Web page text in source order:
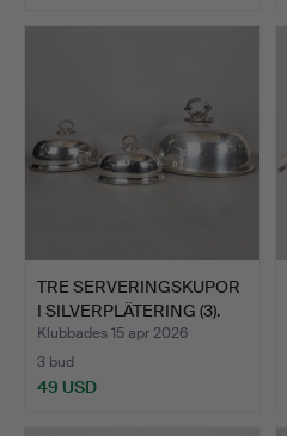
TRE SERVERINGSKUPOR
I SILVERPLÄTERING (3).
Klubbades 15 apr 2026
3 bud
49 USD